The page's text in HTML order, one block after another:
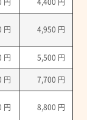
円 4,950 円
円
5,500 円
円
7,700 円
円 8,800 円